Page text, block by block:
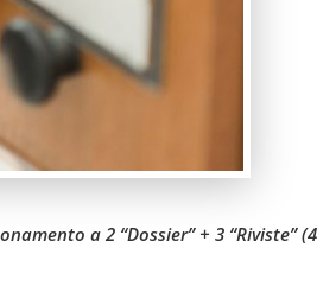
a 2 “Dossier” + 3 “Riviste”